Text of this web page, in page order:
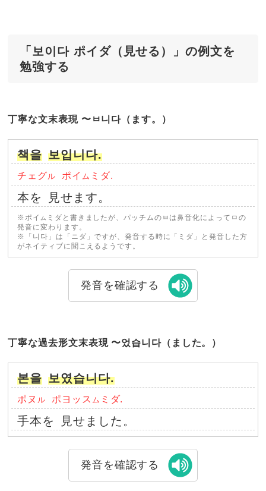
「보이다 ポイダ（見せる）」の例文を
勉強する
丁寧な文末表現 〜ㅂ니다（ます。）
책을 보입니다.
チェグル ポイ ム ミダ.
本を 見せます。
※ポイム ミダと書きましたが、パッチムのㅂは鼻音化によってㅁの
発音に変わります。
※「니다」は「ニダ」ですが、発音する時に「ミダ」と発音した方
がネイティブに聞こえるようです。
発音を確認する
丁寧な過去形文末表現 〜었습니다（ました。）
본을 보였습니다.
ポヌ ル ポヨッス ム ミダ.
手本を 見せました。
発音を確認する